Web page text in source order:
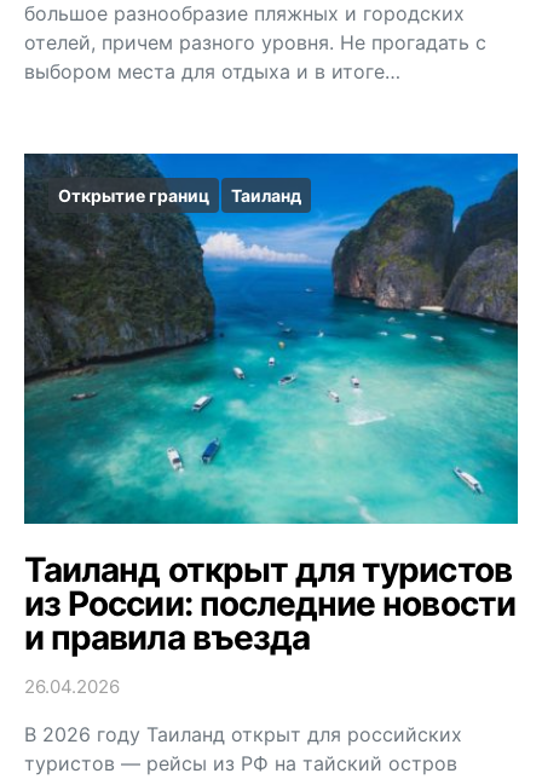
большое разнообразие пляжных и городских
отелей, причем разного уровня. Не прогадать с
выбором места для отдыха и в итоге…
Открытие границ Таиланд
Таиланд открыт для туристов
из России: последние новости
и правила въезда
26.04.2026
В 2026 году Таиланд открыт для российских
туристов — рейсы из РФ на тайский остров